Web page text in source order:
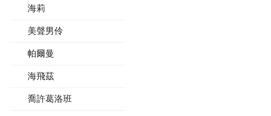
海莉
美聲男伶
帕爾曼
海飛茲
喬許葛洛班